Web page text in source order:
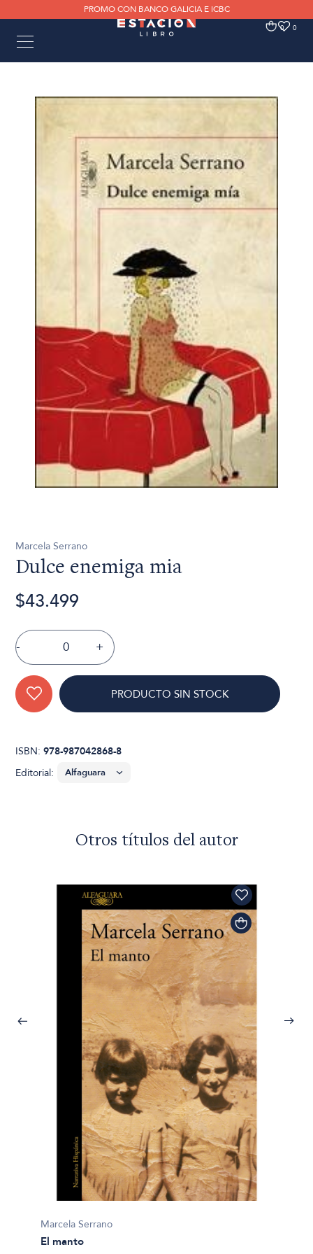
PROMO CON BANCO GALICIA E ICBC
0 0
Marcela Serrano
Dulce enemiga mia
$43.499
- +
PRODUCTO SIN STOCK
ISBN:978-987042868-8
Editorial:
Otros títulos del autor
Marcela Serrano
El manto